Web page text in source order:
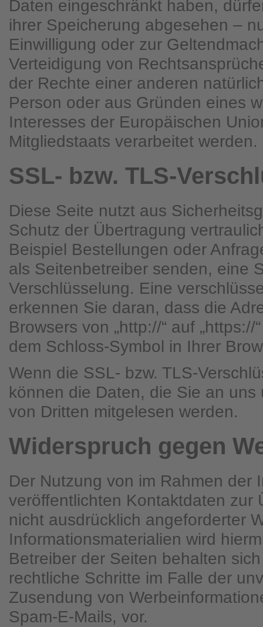
Daten eingeschränkt haben,
ihrer Speicherung abgesehen –
Einwilligung oder zur
Verteidigung von
der Rechte einer anderen
Person oder aus Gründen eines
Interesses der Europäischen
Mitgliedstaats verarbeitet werden.
SSL- bzw. TLS-
Diese Seite nutzt aus
Schutz der Übertragung
Beispiel Bestellungen oder
als Seitenbetreiber senden, eine
Verschlüsselung. Eine
erkennen Sie daran, dass die
Browsers von „http://“ auf
dem Schloss-Symbol in Ihrer
Wenn die SSL- bzw. TLS-
können die Daten, die Sie an uns
von Dritten mitgelesen werden.
Widerspruch gegen
Der Nutzung von im Rahmen der
veröffentlichten Kontaktdaten zur
nicht ausdrücklich angeforderter
Informationsmaterialien wird
Betreiber der Seiten behalten
rechtliche Schritte im Falle der
Zusendung von
Spam-E-Mails, vor.